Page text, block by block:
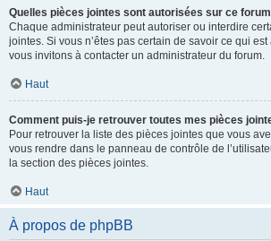
Quelles pièces jointes sont autorisées sur ce
Chaque administrateur peut autoriser ou interdire
jointes. Si vous n’êtes pas certain de savoir ce qui
vous invitons à contacter un administrateur du forum.
Haut
Comment puis-je retrouver toutes mes pièces
Pour retrouver la liste des pièces jointes que vous
vous rendre dans le panneau de contrôle de
la section des pièces jointes.
Haut
À propos de phpBB